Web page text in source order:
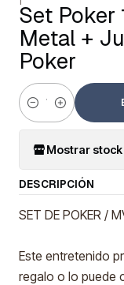
Set Poker
Metal +
Poker
Cantidad
Mostrar
DESCRIPCIÓN
SET DE POKER /
Este entretenido
regalo o lo puede